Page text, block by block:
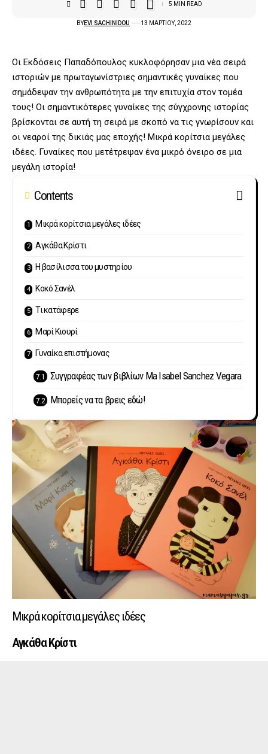
BYEVI SACHINIDOU 13 ΜΑΡΤΊΟΥ, 2022
5 MIN READ
Οι Εκδόσεις Παπαδόπουλος κυκλοφόρησαν μια νέα σειρά
ιστοριών με πρωταγωνίστριες σημαντικές γυναίκες που
σημάδεψαν την ανθρωπότητα με την επιτυχία στον τομέα
τους! Οι σημαντικότερες γυναίκες της σύγχρονης ιστορίας
βρίσκονται σε αυτή τη σειρά με σκοπό να τις γνωρίσουν και
οι νεαροί της δικιάς μας εποχής! Μικρά κορίτσια μεγάλες
ιδέες. Γυναίκες που μετέτρεψαν ένα μικρό όνειρο σε μια
μεγάλη ιστορία!
Contents
Μικρά κορίτσια μεγάλες ιδέες
Αγκάθα Κρίστι
Η βασίλισσα του μυστηρίου
Κοκό Σανέλ
Τι κατάφερε
Μαρί Κιουρί
Γυναίκα επιστήμονας
Συγγραφέας των βιβλίων Ma Isabel Sanchez Vegara
Μπορείς να τα βρεις εδώ!
Μικρά κορίτσια μεγάλες ιδέες
Αγκάθα Κρίστι